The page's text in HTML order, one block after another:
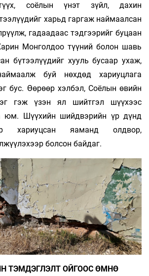
соёлын үнэт зүйл, дахин
харьд гаргаж наймаалсан
гадаадаас тэдгээрийг буцаан
Монголдоо түүний бо­лон шавь
бүтээлүүдийг хууль бусаар ухаж,
буй нөхдөд ха­риуцлага
бус. Өөрөөр хэлбэл, Соёлын өвийн
гэж үзэн ял шийтгэл шүүхээс
юм. Шүүхийн шийдвэрийн үр дүнд
хариуцсан яа­манд олдвор,
болсон байдаг.
ТЭМДЭГЛЭЛТ ОЙГООС ӨМНӨ